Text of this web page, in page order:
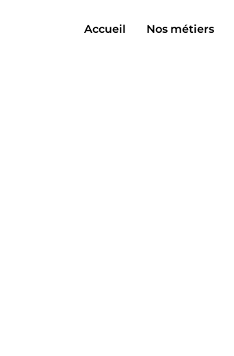
Accueil Nos métiers